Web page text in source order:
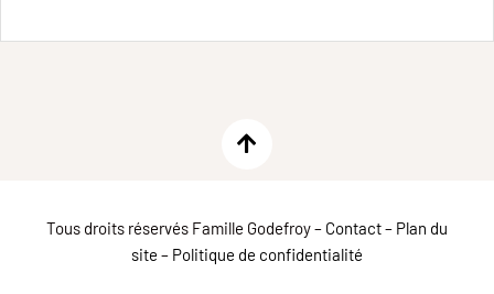
Tous droits réservés Famille Godefroy – Contact– Plan du
site – Politique de confidentialité